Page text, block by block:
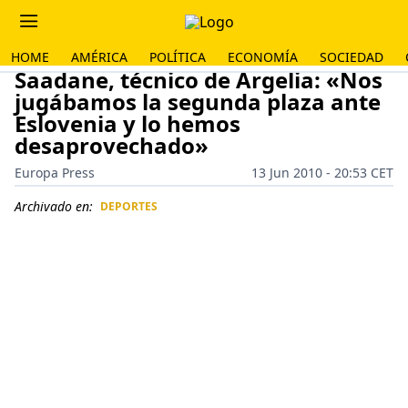
HOME AMÉRICA POLÍTICA ECONOMÍA SOCIEDAD
Saadane, técnico de Argelia: «Nos
jugábamos la segunda plaza ante
Eslovenia y lo hemos
desaprovechado»
Europa Press
13 Jun 2010 - 20:53 CET
Archivado en: DEPORTES